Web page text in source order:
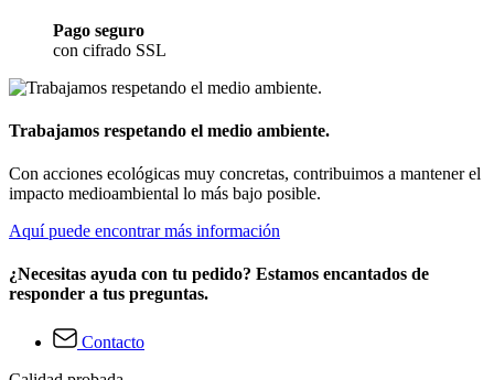
Pago seguro
con cifrado SSL
Trabajamos respetando el medio ambiente.
Con acciones ecológicas muy concretas, contribuimos a mantener el
impacto medioambiental lo más bajo posible.
Aquí puede encontrar más información
¿Necesitas ayuda con tu pedido? Estamos encantados de
responder a tus preguntas.
Contacto